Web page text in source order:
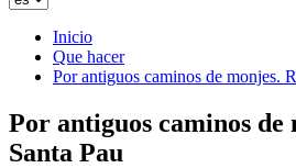
Inicio
Que hacer
Por antiguos caminos de monjes.
Por antiguos caminos de
Santa Pau